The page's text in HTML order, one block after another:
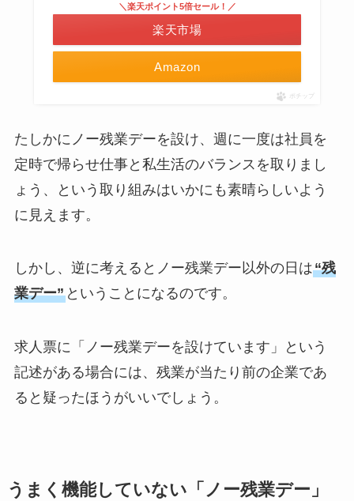
Amazon
＼楽天ポイント5倍セール！／
楽天市場
ポチップ
たしかにノー残業デーを設け、週に一度は社員を
定時で帰らせ仕事と私生活のバランスを取りまし
ょう、という取り組みはいかにも素晴らしいよう
に見えます。
しかし、逆に考えるとノー残業デー以外の日は“残
業デー”ということになるのです。
求人票に「ノー残業デーを設けています」という
記述がある場合には、残業が当たり前の企業であ
ると疑ったほうがいいでしょう。
うまく機能していない「ノー残業デー」